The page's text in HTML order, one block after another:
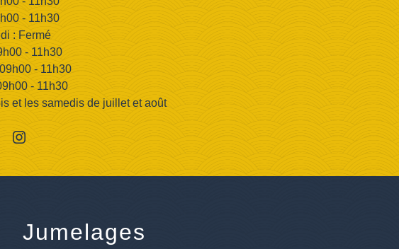
- 11h30
: Fermé
- 11h30
- 11h30
- 11h30
et les samedis de juillet et août
Jumelages